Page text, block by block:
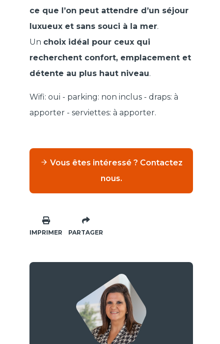
ce que l’on peut attendre d’un séjour
luxueux et sans souci à la mer.
Un choix idéal pour ceux qui
recherchent confort, emplacement et
détente au plus haut niveau.
Wifi: oui - parking: non inclus - draps: à
apporter - serviettes: à apporter.
nous.
IMPRIMER PARTAGER